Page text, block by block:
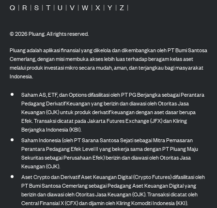
Q | R | S | T | U | V | W | X | Y | Z |
©2026Pluang. All rights reserved.
Pluang adalah aplikasi finansial yang dikelola dan dikembangkan oleh PT Bumi Santosa
Cemerlang, dengan misi membuka akses lebih luas terhadap beragam kelas aset
melalui produk investasi mikro secara mudah, aman, dan terjangkau bagi masyarakat
Indonesia.
Saham AS, ETF, dan Options difasilitasi oleh PT PG Berjangka sebagai Perantara
Pedagang Derivatif Keuangan yang berizin dan diawasi oleh Otoritas Jasa
Keuangan (OJK) untuk produk derivatif keuangan dengan aset dasar berupa
Efek. Transaksi dicatat pada Jakarta Futures Exchange (JFX) dan Kliring
Berjangka Indonesia (KBI).
Saham Indonesia (oleh PT Sarana Santosa Sejati sebagai Mitra Pemasaran
Perantara Pedagang Efek Level II yang bekerja sama dengan PT Pluang Maju
Sekuritas sebagai Perusahaan Efek) berizin dan diawasi oleh Otoritas Jasa
Keuangan (OJK).
Aset Crypto dan Derivatif Aset Keuangan Digital (Crypto Futures) difasilitasi oleh
PT Bumi Santosa Cemerlang sebagai Pedagang Aset Keuangan Digital yang
berizin dan diawasi oleh Otoritas Jasa Keuangan (OJK). Transaksi dicatat oleh
Central Finansial X (CFX) dan dijamin oleh Kliring Komoditi Indonesia (KKI).